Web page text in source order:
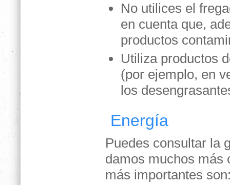
No utilices el
en cuenta que,
productos
Utiliza productos
(por ejemplo, en
los
Energía
Puedes consultar la
damos muchos más
más importantes